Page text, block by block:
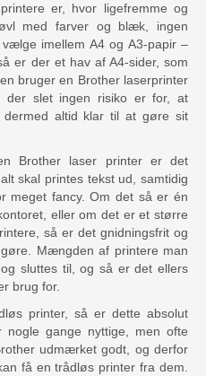
er, hvor ligefremme og
med farver og blæk, ingen
imellem A4 og A3-papir –
er der et hav af A4-sider, som
bruger en Brother laserprinter
slet ingen risiko er for, at
altid klar til at gøre sit
Brother laser printer er det
skal printes tekst ud, samtidig
meget fancy. Om det så er én
eller om det er et større
så er det gnidningsfrit og
Mængden af printere man
sluttes til, og så er det ellers
brug for.
printer, så er dette absolut
nogle gange nyttige, men ofte
udmærket godt, og derfor
få en trådløs printer fra dem.